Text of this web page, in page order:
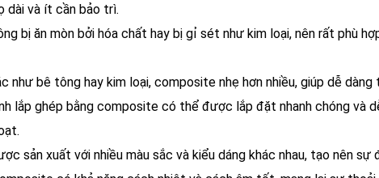
dài và ít cần bảo trì.
bị ăn mòn bởi hóa chất hay bị gỉ sét như kim loại, nên rất phù
như bê tông hay kim loại, composite nhẹ hơn nhiều, giúp dễ
lắp ghép bằng composite có thể được lắp đặt nhanh chóng và
sản xuất với nhiều màu sắc và kiểu dáng khác nhau, tạo nên sự